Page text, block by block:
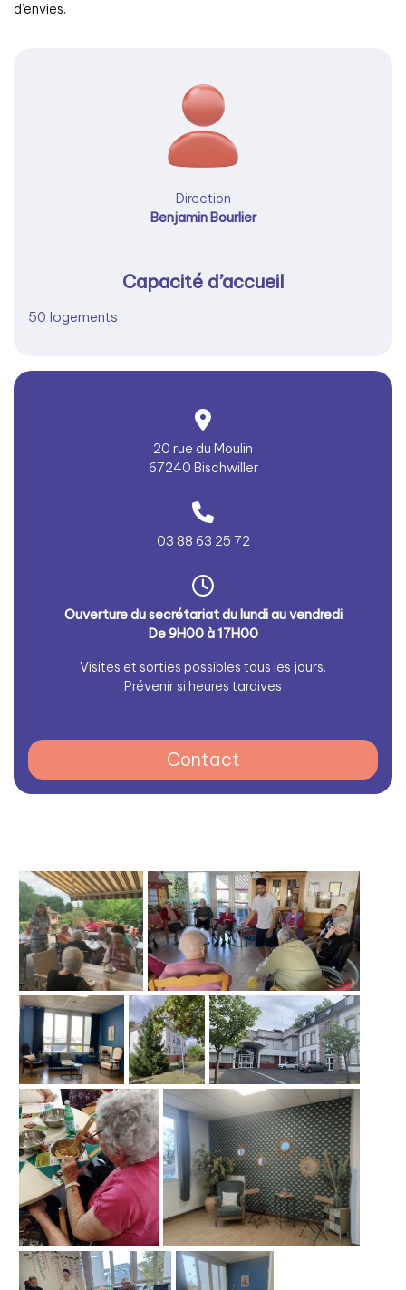
d’envies.
Direction
Benjamin Bourlier
Capacité d’accueil
50 logements
20 rue du Moulin
67240 Bischwiller
03 88 63 25 72
Ouverture du secrétariat du lundi au vendredi
De 9H00 à 17H00
Visites et sorties possibles tous les jours.
Prévenir si heures tardives
Contact